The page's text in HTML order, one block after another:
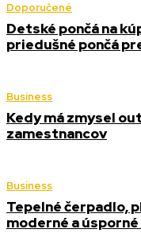
Doporučené
Detské pončá na
priedušné pončá
Business
Kedy má zmysel
zamestnancov
Business
Tepelné čerpadlo,
moderné a